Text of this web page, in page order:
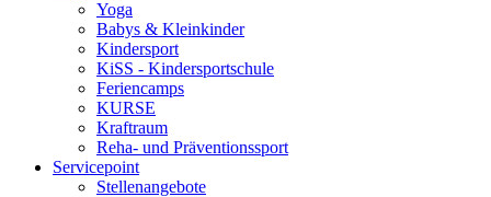
Yoga
Babys & Kleinkinder
Kindersport
KiSS - Kindersportschule
Feriencamps
KURSE
Kraftraum
Reha- und Präventionssport
Servicepoint
Stellenangebote